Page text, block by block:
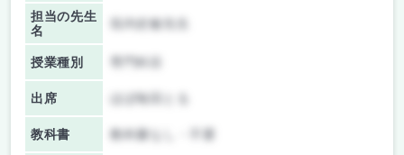
担当の先生
名
垣内史敏先生
授業種別
出席 ほぼ毎回とる
教科書 教科書なし・不要